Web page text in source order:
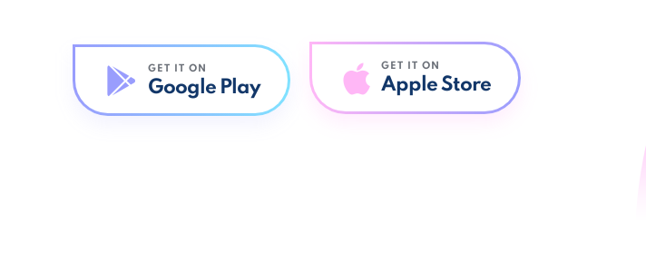
GET IT ON
Google Play
GET IT ON
Apple Store